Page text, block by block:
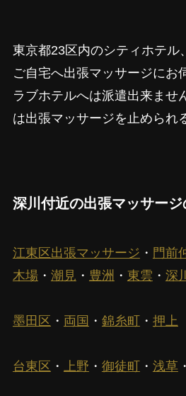
東京都23区内のシティホテル
ご自宅へ出張マッサージにお
ラブホテルへは派遣出来ませ
は出張マッサージを止められ
深川付近の出張マッサー
江東区出張マッサージ ・ 門前
木場・ 潮見 ・ 豊洲 ・ 東雲 ・ 深川
墨田区 ・ 両国 ・ 錦糸町・ 押上
台東区 ・ 上野 ・ 御徒町・ 浅草 ・